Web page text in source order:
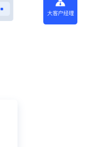
大客户经理